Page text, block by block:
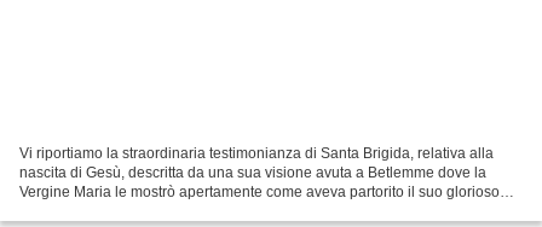
Vi riportiamo la straordinaria testimonianza di Santa Brigida, relativa alla
nascita di Gesù, descritta da una sua visione avuta a Betlemme dove la
Vergine Maria le mostrò apertamente come aveva partorito il suo glorioso